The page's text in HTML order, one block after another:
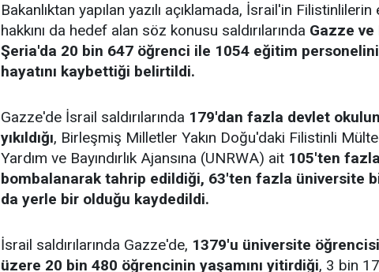
Bakanlıktan yapılan yazılı açıklamada, İsrail'in Filistinlilerin
hakkını da hedef alan söz konusu saldırılarında Gazze ve
Şeria'da 20 bin 647 öğrenci ile 1054 eğitim
hayatını kaybettiği belirtildi.
Gazze'de İsrail saldırılarında 179'dan fazla devlet
yıkıldığı, Birleşmiş Milletler Yakın Doğu'daki Filistinli
Yardım ve Bayındırlık Ajansına (UNRWA) ait 105'ten
bombalanarak tahrip edildiği, 63'ten fazla üniversite
da yerle bir olduğu kaydedildi.
İsrail saldırılarında Gazze'de, 1379'u üniversite
üzere 20 bin 480 öğrencinin yaşamını yitirdiği, 3 bin